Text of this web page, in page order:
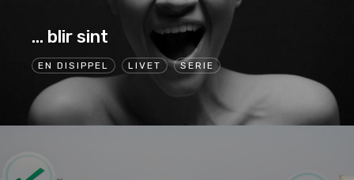
EN DISIPPEL LIVET SERIE
… blir sint